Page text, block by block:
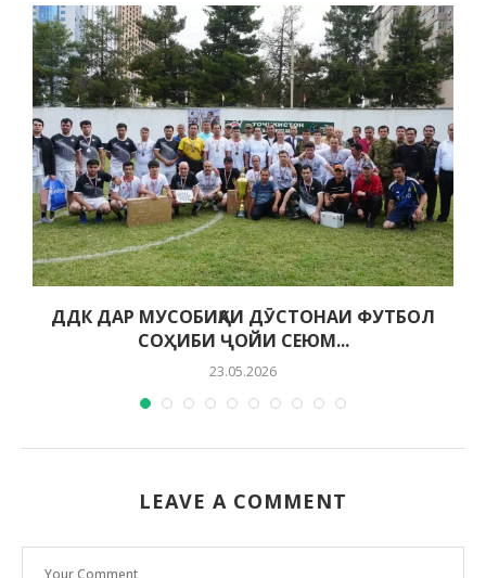
ДДК ДАР МУСОБИҚАИ ДӮСТОНАИ ФУТБОЛ
СОҲИБИ ҶОЙИ СЕЮМ...
23.05.2026
LEAVE A COMMENT